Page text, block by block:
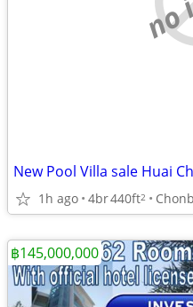
New Pool Villa sale Huai
1h ago 4br440ft2
฿145,000,000